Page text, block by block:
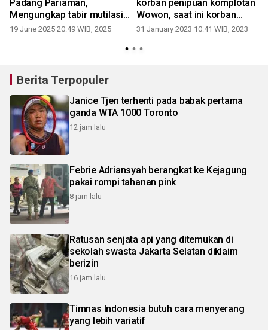
Padang Pariaman,
Mengungkap tabir mutilasi
hingga pembunuhan
19 June 2025 20:49 WIB, 2025
korban penipuan komplotan
Wowon, saat ini korban
masih bekerja di luar negeri
31 January 2023 10:41 WIB, 2023
Berita Terpopuler
Janice Tjen terhenti pada babak pertama
ganda WTA 1000 Toronto
12 jam lalu
Febrie Adriansyah berangkat ke Kejagung
pakai rompi tahanan pink
8 jam lalu
Ratusan senjata api yang ditemukan di
sekolah swasta Jakarta Selatan diklaim
berizin
16 jam lalu
Timnas Indonesia butuh cara menyerang
yang lebih variatif